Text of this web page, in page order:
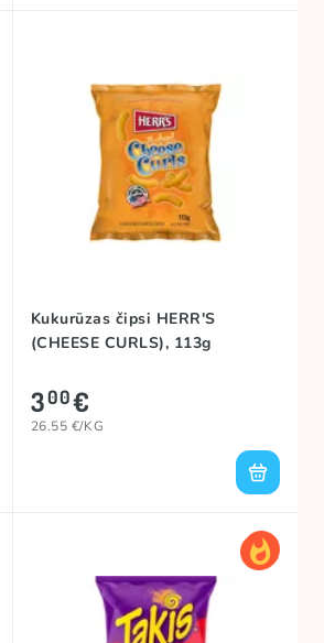
Kukurūzas čipsi HERR'S
(CHEESE CURLS), 113g
300€
26.55 €/KG